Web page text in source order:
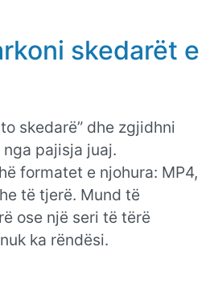
skedarët e
skedarë” dhe zgjidhni
pajisja juaj.
formatet e njohura: MP4,
të tjerë. Mund të
ose një seri të tërë
ka rëndësi.